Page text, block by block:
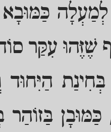
כַּמּוּבָא
שֶׁזֶּהוּ עִקַּר